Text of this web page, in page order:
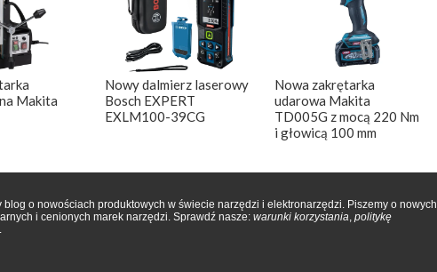
Makita
Nowy dalmierz laserowy
Bosch EXPERT
EXLM100-39CG
Nowa zakrętarka
udarowa Makita
TD005G z mocą 220 Nm
i głowicą 100 mm
blog o nowościach produktowych w świecie narzędzi i elektronarzędzi. Piszemy o nowych
i cenionych marek narzędzi. Sprawdź nasze: warunki korzystania, politykę
.